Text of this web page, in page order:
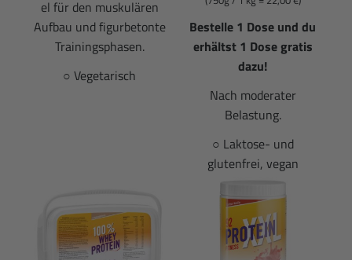
el für den muskulären
Aufbau und figurbetonte
Trainingsphasen.
○ Vegetarisch
Bestelle 1 Dose und du
erhältst 1 Dose gratis
dazu!
Nach moderater
Belastung.
○ Laktose- und
glutenfrei, vegan